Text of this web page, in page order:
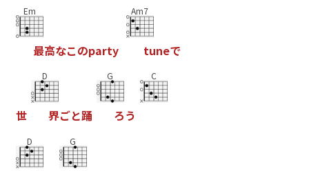
Em
最高なこのparty
Am7
tuneで
世
D
界ごと踊
G
ろう
C
D G